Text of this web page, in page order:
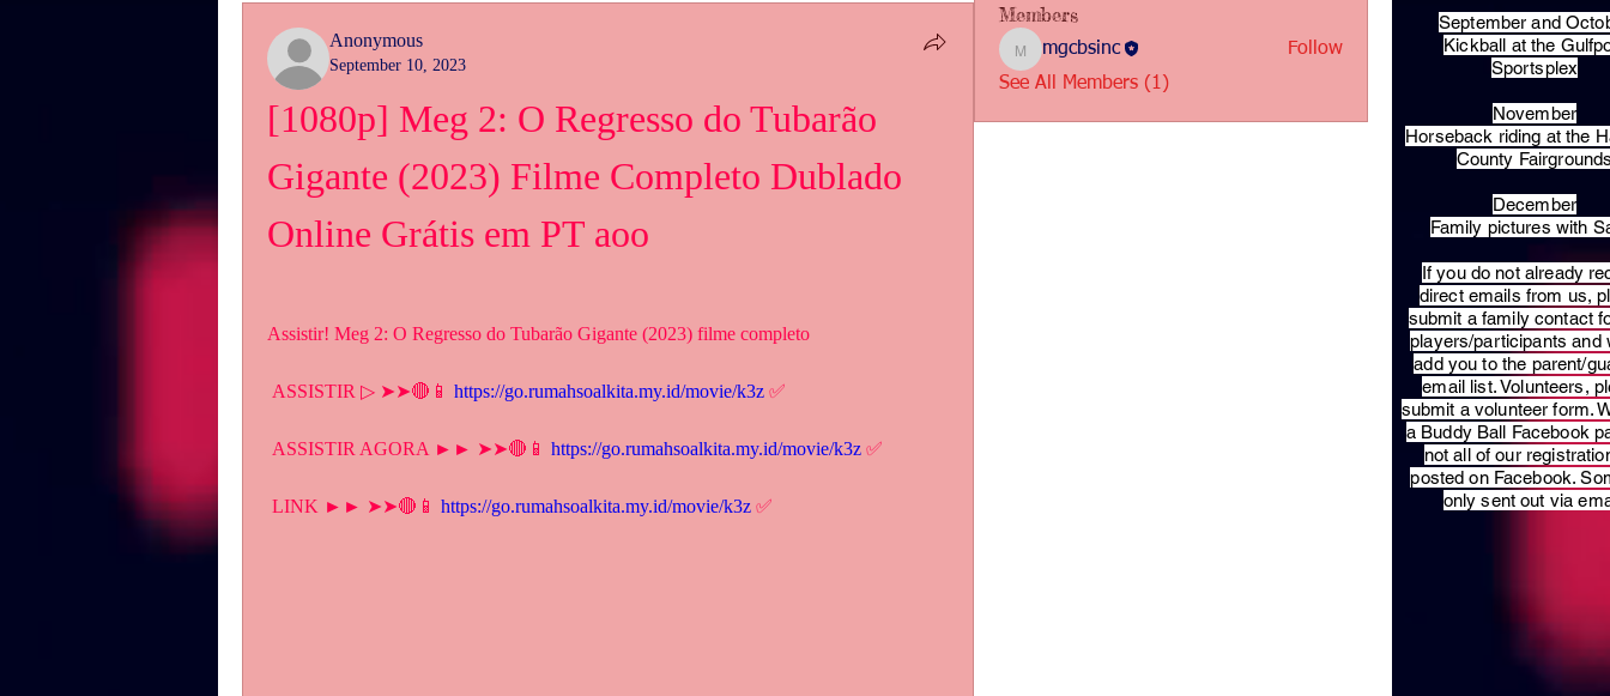
Anonymous
September 10, 2023
[1080p] Meg 2: O Regresso do Tubarão
Gigante (2023) Filme Completo Dublado
Online Grátis em PT aoo
Assistir! Meg 2: O Regresso do Tubarão Gigante (2023) filme completo
ASSISTIR ▷ ➤➤🔴📱 https://go.rumahsoalkita.my.id/movie/k3z ✅
ASSISTIR AGORA ►► ➤➤🔴📱 https://go.rumahsoalkita.my.id/movie/k3z ✅
LINK ►► ➤➤🔴📱 https://go.rumahsoalkita.my.id/movie/k3z ✅
Members
mgcbsinc
mgcbsinc
Follow
See All Members (1)
September and
Kickball at the
Sportsplex
November
Horseback riding at the
County
December
Family pictures with
​If you do not already
direct emails from us,
submit a family contact
players/participants and
add you to the parent/
email list. Volunteers,
submit a volunteer form.
a Buddy Ball Facebook
not all of our
posted on Facebook.
only sent out via